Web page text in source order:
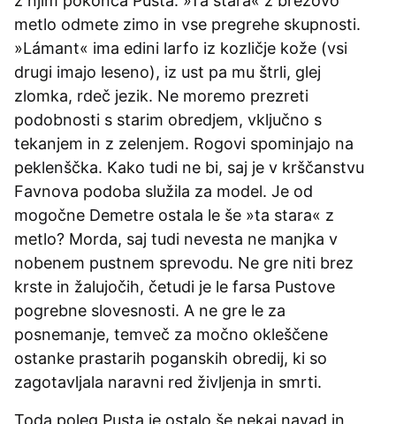
metlo odmete zimo in vse pregrehe skupnosti.
»Lámant« ima edini larfo iz kozličje kože (vsi
drugi imajo leseno), iz ust pa mu štrli, glej
zlomka, rdeč jezik. Ne moremo prezreti
podobnosti s starim obredjem, vključno s
tekanjem in z zelenjem. Rogovi spominjajo na
peklenščka. Kako tudi ne bi, saj je v krščanstvu
Favnova podoba služila za model. Je od
mogočne Demetre ostala le še »ta stara« z
metlo? Morda, saj tudi nevesta ne manjka v
nobenem pustnem sprevodu. Ne gre niti brez
krste in žalujočih, četudi je le farsa Pustove
pogrebne slovesnosti. A ne gre le za
posnemanje, temveč za močno okleščene
ostanke prastarih poganskih obredij, ki so
zagotavljala naravni red življenja in smrti.
Toda poleg Pusta je ostalo še nekaj navad in